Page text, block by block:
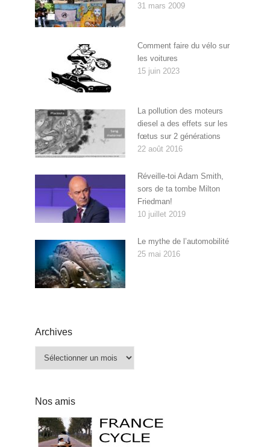
31 mars 2009
Comment faire du vélo sur
les voitures
15 juin 2023
La pollution des moteurs
diesel a des effets sur les
fœtus sur 2 générations
22 août 2016
Réveille-toi Adam Smith,
sors de ta tombe Milton
Friedman!
10 juillet 2019
Le mythe de l’automobilité
25 mai 2016
Archives
Nos amis